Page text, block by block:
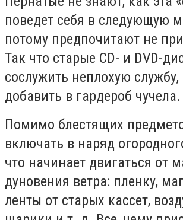
поведет себя в следующую
потому предпочитают не
Так что старые СD- и DVD-
сослужить неплохую службу,
добавить в гардероб чучела.
Помимо блестящих
включать в наряд
что начинает двигаться от
дуновения ветра: пленку,
ленты от старых кассет,